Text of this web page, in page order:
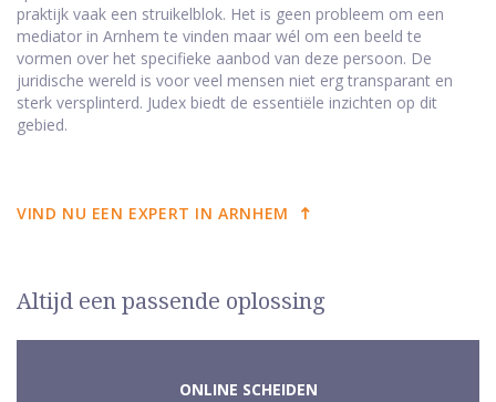
praktijk vaak een struikelblok. Het is geen probleem om een
mediator in Arnhem te vinden maar wél om een beeld te
vormen over het specifieke aanbod van deze persoon. De
juridische wereld is voor veel mensen niet erg transparant en
sterk versplinterd. Judex biedt de essentiële inzichten op dit
gebied.
VIND NU EEN EXPERT IN ARNHEM
Altijd een passende oplossing
ONLINE SCHEIDEN